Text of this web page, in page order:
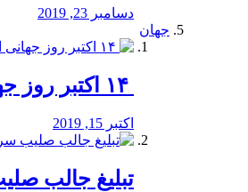
دسامبر 23, 2019
جهان
اکتبر 15, 2019
تبلیغ جالب